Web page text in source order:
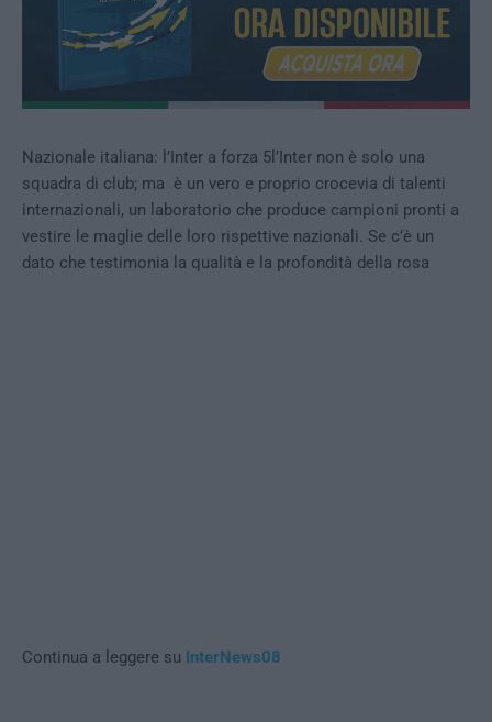
Nazionale italiana: l’Inter a forza 5l’Inter non è solo una
squadra di club; ma è un vero e proprio crocevia di talenti
internazionali, un laboratorio che produce campioni pronti a
vestire le maglie delle loro rispettive nazionali. Se c’è un
dato che testimonia la qualità e la profondità della rosa
Continua a leggere su InterNews08